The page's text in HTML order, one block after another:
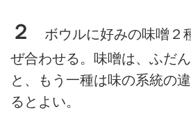
２
ボウルに好みの味噌２
ぜ合わせる。味噌は、ふだ
と、もう一種は味の系統の
るとよい。